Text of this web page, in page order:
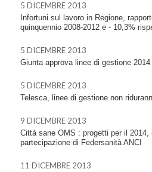
5 DICEMBRE 2013
Infortuni sul lavoro in Regione,
quinquennio 2008-2012 e - 10,3%
5 DICEMBRE 2013
Giunta approva linee di gestione 2014
5 DICEMBRE 2013
Telesca, linee di gestione non
9 DICEMBRE 2013
Città sane OMS : progetti per il
partecipazione di Federsanità ANCI
11 DICEMBRE 2013